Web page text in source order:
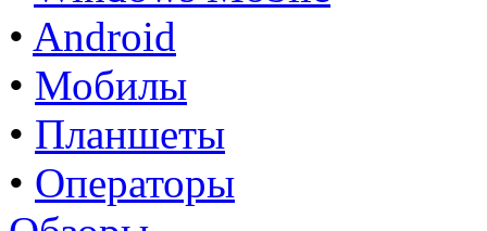
• Android
• Мобилы
• Планшеты
• Операторы